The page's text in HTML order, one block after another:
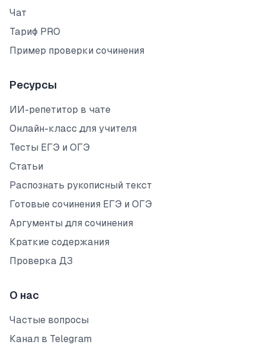
Чат
Тариф PRO
Пример проверки сочинения
Ресурсы
ИИ-репетитор в чате
Онлайн-класс для учителя
Тесты ЕГЭ и ОГЭ
Статьи
Распознать рукописный текст
Готовые сочинения ЕГЭ и ОГЭ
Аргументы для сочинения
Краткие содержания
Проверка ДЗ
О нас
Частые вопросы
Канал в Telegram